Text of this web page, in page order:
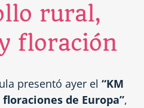
rural,
floración
presentó ayer el “KM
de Europa”,